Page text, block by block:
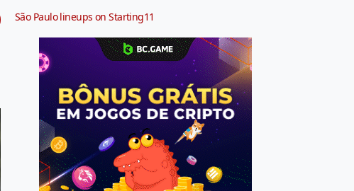
São Paulo lineups on Starting11